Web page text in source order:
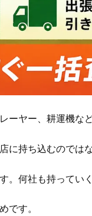
ーヤー、耕運機
に持ち込むのでは
。何社も持ってい
です。